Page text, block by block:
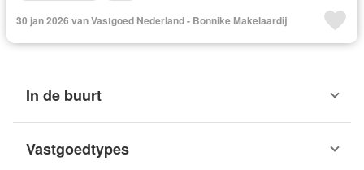
30 jan 2026 van Vastgoed Nederland - Bonnike Makelaardij
In de buurt
Vastgoedtypes